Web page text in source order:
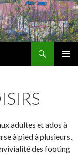
adultes et ados à
à pied à plusieurs,
des footing